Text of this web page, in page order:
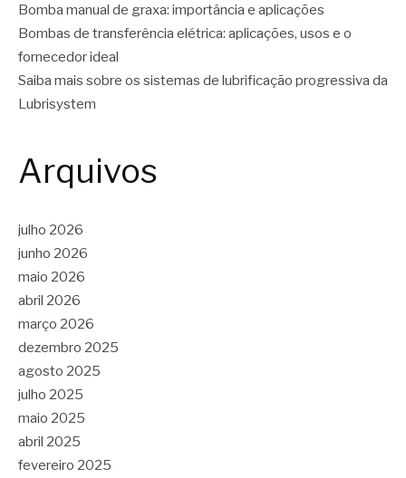
Bomba manual de graxa: importância e aplicações
Bombas de transferência elétrica: aplicações, usos e o
fornecedor ideal
Saiba mais sobre os sistemas de lubrificação progressiva da
Lubrisystem
Arquivos
julho 2026
junho 2026
maio 2026
abril 2026
março 2026
dezembro 2025
agosto 2025
julho 2025
maio 2025
abril 2025
fevereiro 2025